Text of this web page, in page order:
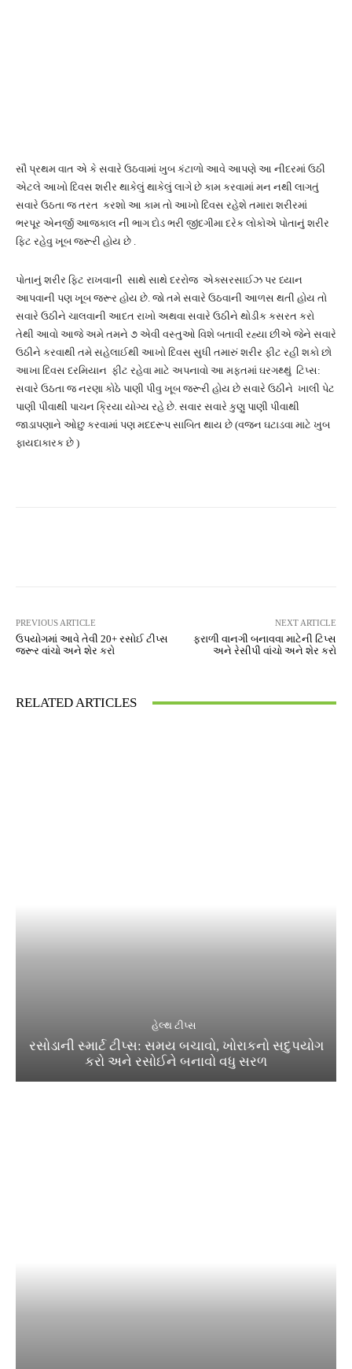
સૌ પ્રથમ વાત એ કે સવારે ઉઠવામાં ખુબ કંટાળો આવે આપણે આ નીદરમાં ઉઠી
એટલે આખો દિવસ શરીર થાકેલું થાકેલું લાગે છે કામ કરવામાં મન નથી લાગતું
સવારે ઉઠતા જ તરત કરશો આ કામ તો આખો દિવસ રહેશે તમારા શરીરમાં
ભરપૂર એનર્જી આજકાલ ની ભાગ દોડ ભરી જીંદગીમા દરેક લોકોએ પોતાનું શરીર
ફિટ રહેવુ ખૂબ જરૂરી હોય છે .
પોતાનું શરીર ફિટ રાખવાની સાથે સાથે દરરોજ એક્સરસાઈઝ પર ધ્યાન
આપવાની પણ ખૂબ જરૂર હોય છે. જો તમે સવારે ઉઠવાની આળસ થતી હોય તો
સવારે ઉઠીને ચાલવાની આદત રાખો અથવા સવારે ઉઠીને થોડીક કસરત કરો
તેથી આવો આજે અમે તમને ૭ એવી વસ્તુઓ વિશે બતાવી રહ્યા છીએ જેને સવારે
ઉઠીને કરવાથી તમે સહેલાઈથી આખો દિવસ સુધી તમારું શરીર ફીટ રહી શકો છો
આખા દિવસ દરમિયાન ફીટ રહેવા માટે અપનાવો આ મફતમાં ઘરગથ્થું ટિપ્સ:
સવારે ઉઠતા જ નરણા કોઠે પાણી પીવુ ખૂબ જરૂરી હોય છે સવારે ઉઠીને ખાલી પેટ
પાણી પીવાથી પાચન ક્રિયા યોગ્ય રહે છે. સવાર સવારે કુણુ પાણી પીવાથી
જાડાપણાને ઓછુ કરવામાં પણ મદદરૂપ સાબિત થાય છે (વજન ઘટાડવા માટે ખુબ
ફાયદાકારક છે )
PREVIOUS ARTICLE
ઉપયોગમાં આવે તેવી 20+ રસોઈ ટીપ્સ
જરૂર વાંચો અને શેર કરો
NEXT ARTICLE
ફરાળી વાનગી બનાવવા માટેની ટિપ્સ
અને રેસીપી વાંચો અને શેર કરો
RELATED ARTICLES
હેલ્થ ટીપ્સ
રસોડાની સ્માર્ટ ટીપ્સ: સમય બચાવો, ખોરાકનો સદુપયોગ
કરો અને રસોઈને બનાવો વધુ સરળ